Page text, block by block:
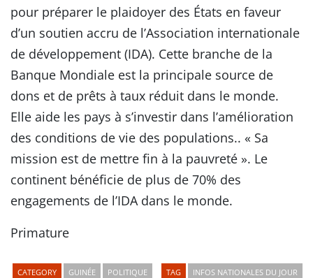
pour préparer le plaidoyer des États en faveur
d’un soutien accru de l’Association internationale
de développement (IDA). Cette branche de la
Banque Mondiale est la principale source de
dons et de prêts à taux réduit dans le monde.
Elle aide les pays à s’investir dans l’amélioration
des conditions de vie des populations.. « Sa
mission est de mettre fin à la pauvreté ». Le
continent bénéficie de plus de 70% des
engagements de l’IDA dans le monde.
Primature
CATEGORY GUINÉE POLITIQUE TAG INFOS NATIONALES DU JOUR